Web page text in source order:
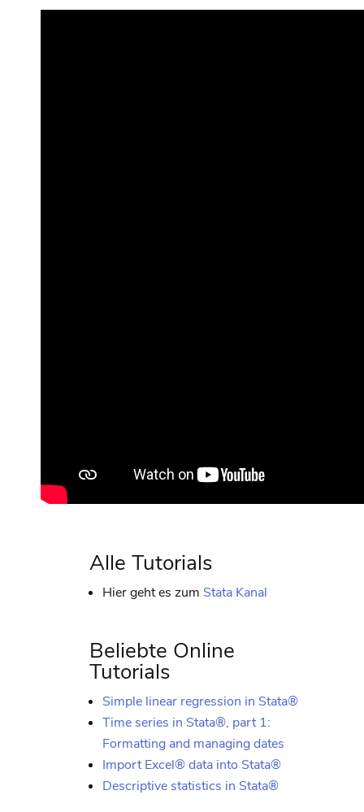
Alle Tutorials
Hier geht es zum Stata Kanal
Beliebte Online
Tutorials
Simple linear regression in Stata®
Time series in Stata®, part 1:
Formatting and managing dates
Import Excel® data into Stata®
Descriptive statistics in Stata®